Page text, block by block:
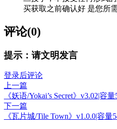
买获取之前确认好 是您所
评论(0)
提示：请文明发言
登录后评论
上一篇
《妖语/Yokai’s Secret》v3.02|容
下一篇
《瓦片城/Tile Town》v1.0.0|容